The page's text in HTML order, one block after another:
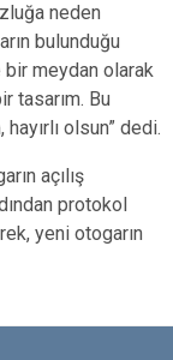
neden
bulunduğu
bir meydan olarak
tasarım. Bu
olsun” dedi.
açılış
protokol
yeni otogarın